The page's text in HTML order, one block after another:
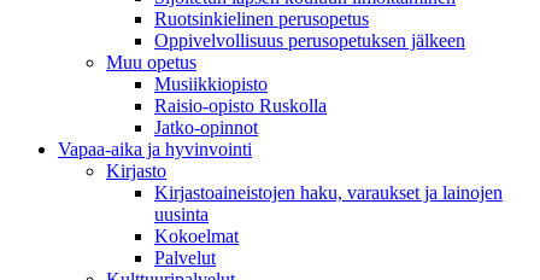
Ruotsinkielinen perusopetus
Oppivelvollisuus perusopetuksen jälkeen
Muu opetus
Musiikkiopisto
Raisio-opisto Ruskolla
Jatko-opinnot
Vapaa-aika ja hyvinvointi
Kirjasto
Kirjastoaineistojen haku, varaukset ja lainojen
uusinta
Kokoelmat
Palvelut